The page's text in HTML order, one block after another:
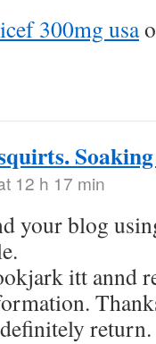
300mg usa
12 h 17 min
your blog
itt annd
return.